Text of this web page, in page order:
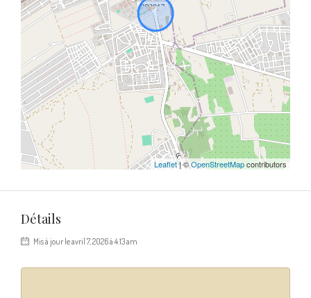
Leaflet| ©OpenStreetMapcontributors
Détails
Mis à jour le avril 7, 2026 à 4:13 am